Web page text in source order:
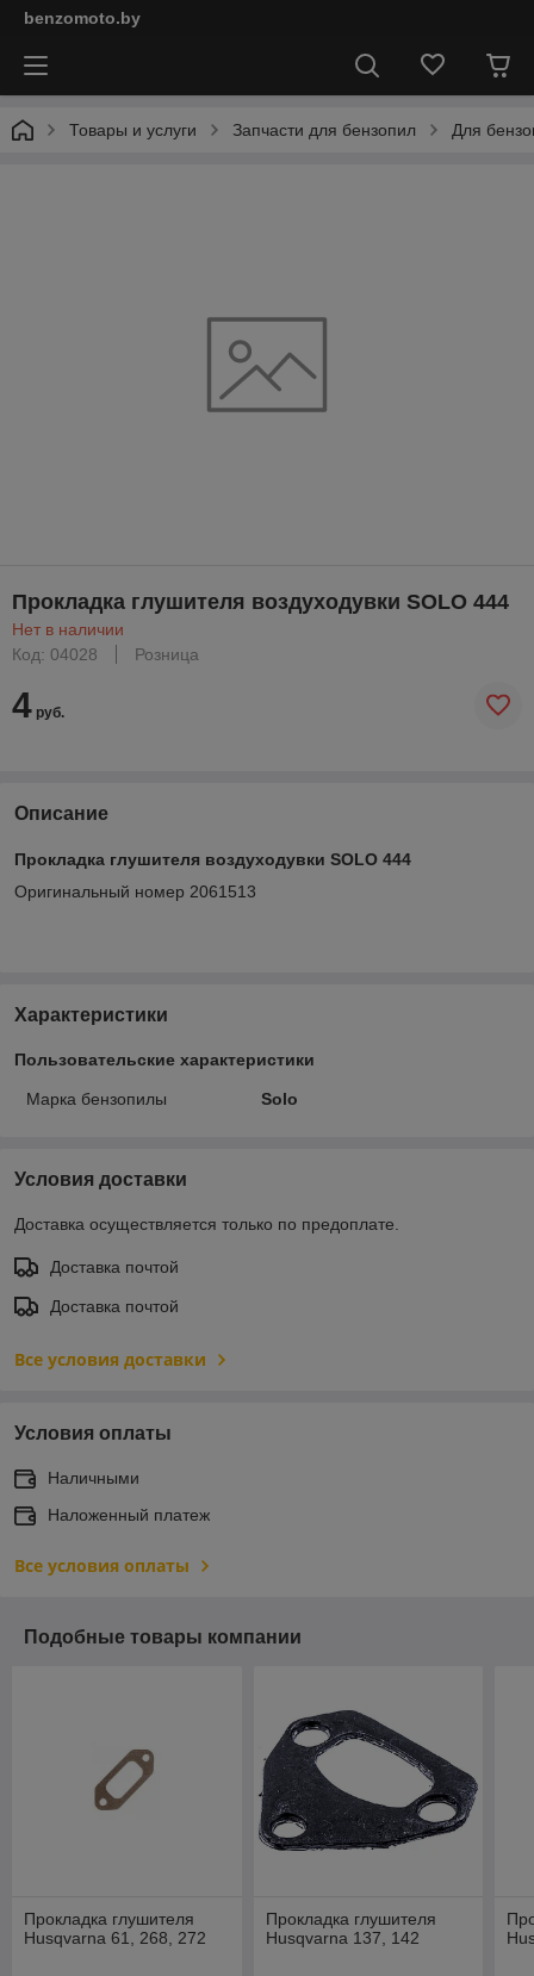
benzomoto.by
Товары и услуги Запчасти для бензопил Для
Прокладка глушителя воздуходувки SOLO 444
Нет в наличии
Код: 04028
Розница
4 руб.
Описание
Прокладка глушителя воздуходувки SOLO 444
Оригинальный номер 2061513
Характеристики
Пользовательские характеристики
Марка бензопилы Solo
Условия доставки
Доставка осуществляется только по предоплате.
Доставка почтой
Доставка почтой
Все условия доставки
Условия оплаты
Наличными
Наложенный платеж
Все условия оплаты
Подобные товары компании
Прокладка глушителя
Husqvarna 61, 268, 272
Прокладка глушителя
Husqvarna 137, 142